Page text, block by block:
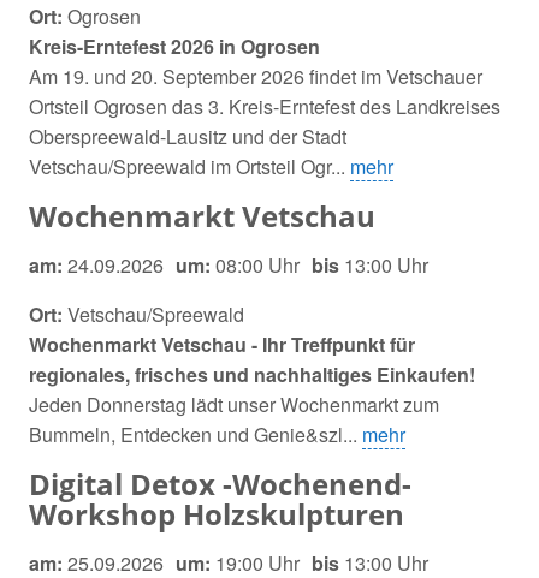
Ort: Ogrosen
Kreis-Erntefest 2026 in Ogrosen
Am 19. und 20. September 2026 findet im Vetschauer
Ortsteil Ogrosen das 3. Kreis-Erntefest des Landkreises
Oberspreewald-Lausitz und der Stadt
Vetschau/Spreewald im Ortsteil Ogr... mehr
Wochenmarkt Vetschau
am: 24.09.2026 um: 08:00 Uhr bis 13:00 Uhr
Ort: Vetschau/Spreewald
Wochenmarkt Vetschau - Ihr Treffpunkt für
regionales, frisches und nachhaltiges Einkaufen!
Jeden Donnerstag lädt unser Wochenmarkt zum
Bummeln, Entdecken und Genie&szl... mehr
Digital Detox -Wochenend-
Workshop Holzskulpturen
am: 25.09.2026 um: 19:00 Uhr bis 13:00 Uhr